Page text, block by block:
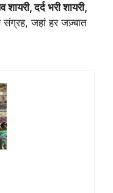
शायरी, दर्द भरी शायरी,
जहां हर जज़्बात